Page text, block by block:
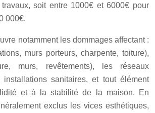
soit entre 1000€ et 6000€ pour
000€.
notamment les dommages affectant :
murs porteurs, charpente, toiture),
murs, revêtements), les réseaux
sanitaires, et tout élément
et à la stabilité de la maison. En
exclus les vices esthétiques,